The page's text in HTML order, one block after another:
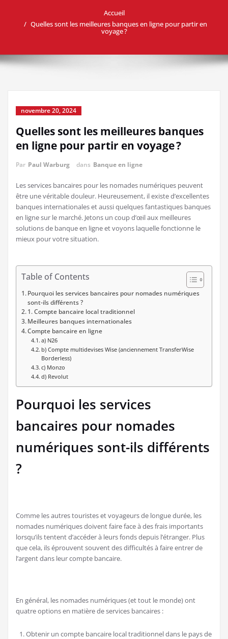
Accueil
Quelles sont les meilleures banques en ligne pour partir en
voyage ?
novembre 20, 2024
Quelles sont les meilleures banques
en ligne pour partir en voyage ?
Par Paul Warburg dans Banque en ligne
Les services bancaires pour les nomades numériques peuvent
être une véritable douleur. Heureusement, il existe d’excellentes
banques internationales et aussi quelques fantastiques banques
en ligne sur le marché. Jetons un coup d’œil aux meilleures
solutions de banque en ligne et voyons laquelle fonctionne le
mieux pour votre situation.
Table of Contents
Pourquoi les services bancaires pour nomades numériques
sont-ils différents ?
1. Compte bancaire local traditionnel
Meilleures banques internationales
Compte bancaire en ligne
a) N26
b) Compte multidevises Wise (anciennement TransferWise
Borderless)
c) Monzo
d) Revolut
Pourquoi les services
bancaires pour nomades
numériques sont-ils différents
?
Comme les autres touristes et voyageurs de longue durée, les
nomades numériques doivent faire face à des frais importants
lorsqu’ils tentent d’accéder à leurs fonds depuis l’étranger. Plus
que cela, ils éprouvent souvent des difficultés à faire entrer de
l’argent dans leur compte bancaire.
En général, les nomades numériques (et tout le monde) ont
quatre options en matière de services bancaires :
Obtenir un compte bancaire local traditionnel dans le pays de